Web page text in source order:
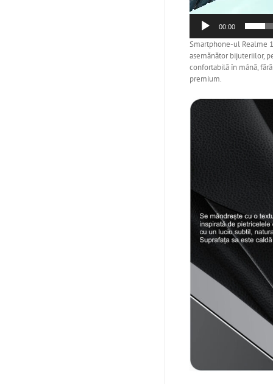
00:00
Smartphone-ul Realme
asemănător bijuteriilor,
confortabilă în mână,
premium.